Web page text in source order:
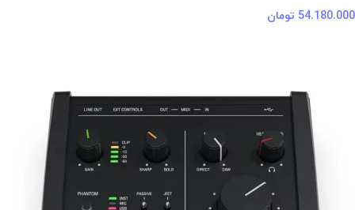
54.180.000 تومان